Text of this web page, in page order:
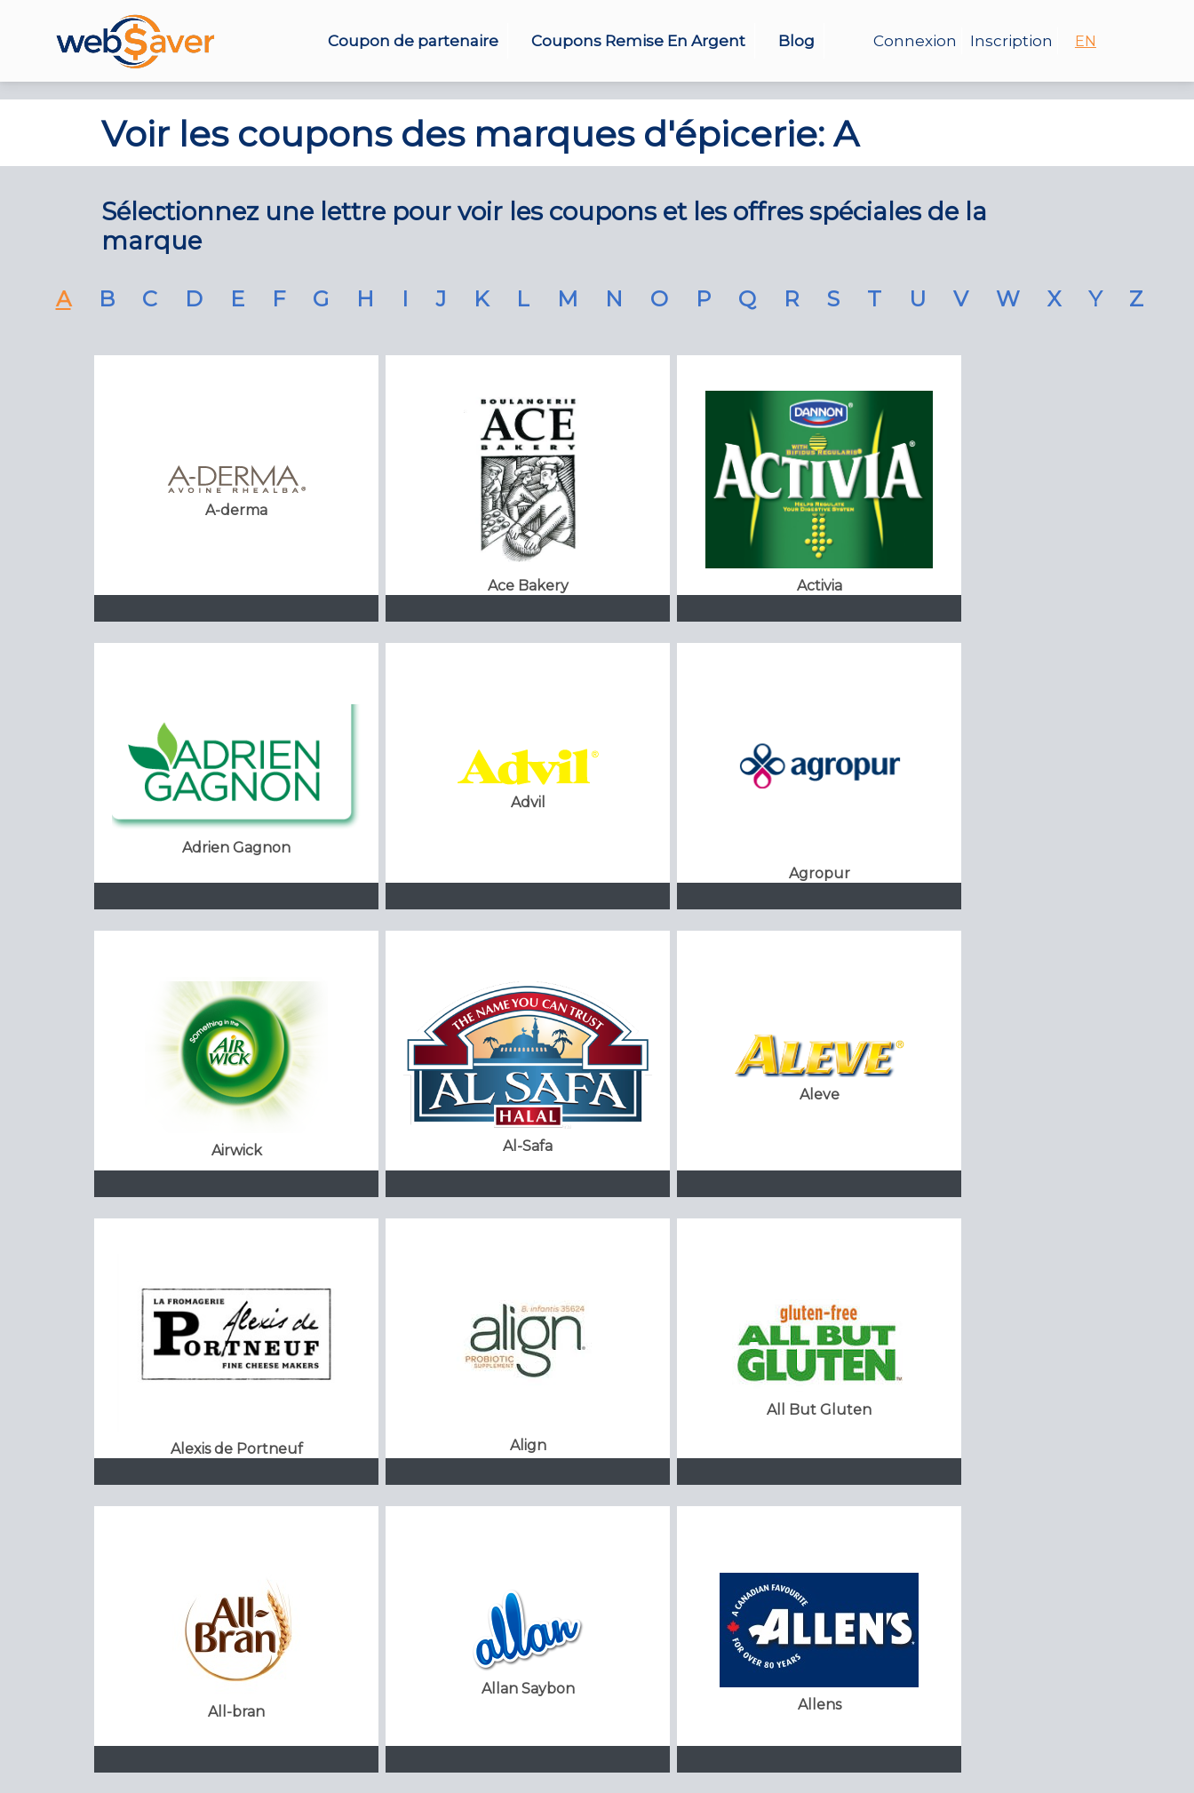
Coupon de partenaire Coupons Remise En Argent Blog Connexion Inscription EN
Voir les coupons des marques d'épicerie: A
Sélectionnez une lettre pour voir les coupons et les offres spéciales de la
marque
A B C D E F G H I J K L M N O P Q R S T U V W X Y Z
A-derma
Ace Bakery Activia
Adrien Gagnon
Advil
Agropur
Airwick Al-Safa
Aleve
Alexis de Portneuf Align
All But Gluten
All-bran
Allan Saybon
Allens